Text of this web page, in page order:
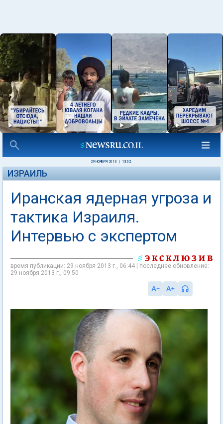
29 НОЯБРЯ 2013 13:02
ИЗРАИЛЬ
Иранская ядерная угроза и
тактика Израиля.
Интервью с экспертом
время публикации: 29 ноября 2013 г., 06:44 | последнее обновление:
29 ноября 2013 г., 09:50